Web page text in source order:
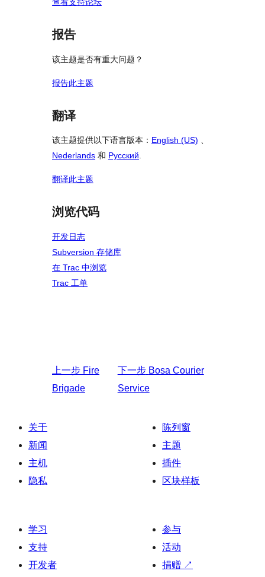
查看支持论坛
报告
该主题是否有重大问题？
报告此主题
翻译
该主题提供以下语言版本： English (US) 、
Nederlands 和 Русский.
翻译此主题
浏览代码
开发日志
Subversion 存储库
在 Trac 中浏览
Trac 工单
上一步 Fire
Brigade
下一步 Bosa Courier
Service
关于
新闻
主机
隐私
陈列窗
主题
插件
区块样板
学习
支持
开发者
参与
活动
捐赠 ↗